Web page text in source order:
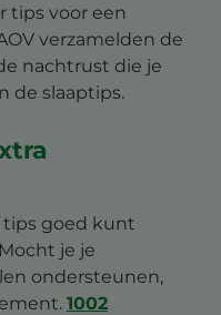
tips voor een
verzamelden de
nachtrust die je
de slaaptips.
tips goed kunt
je je
ondersteunen,
1002